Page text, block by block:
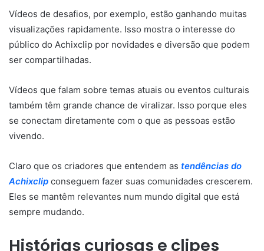
Vídeos de desafios, por exemplo, estão ganhando muitas
visualizações rapidamente. Isso mostra o interesse do
público do Achixclip por novidades e diversão que podem
ser compartilhadas.
Vídeos que falam sobre temas atuais ou eventos culturais
também têm grande chance de viralizar. Isso porque eles
se conectam diretamente com o que as pessoas estão
vivendo.
Claro que os criadores que entendem as tendências do
Achixclip conseguem fazer suas comunidades crescerem.
Eles se mantêm relevantes num mundo digital que está
sempre mudando.
Histórias curiosas e clipes